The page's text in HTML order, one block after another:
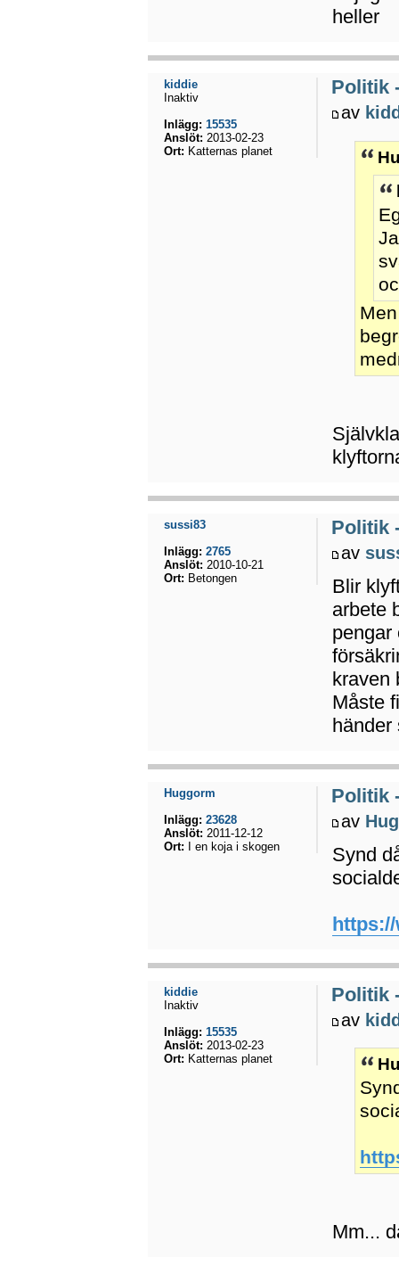
heller
Politik
av
kiddie
Inaktiv
Inlägg: 15535
Anslöt: 2013-02-23
Ort: Katternas planet
Politik
av
Blir
arbete
pengar
kraven
Måste
händer
sussi83
Inlägg: 2765
Anslöt: 2010-10-21
Ort: Betongen
Politik
av
Synd
Huggorm
Inlägg: 23628
Anslöt: 2011-12-12
Ort: I en koja i skogen
Politik
av
Mm...
kiddie
Inaktiv
Inlägg: 15535
Anslöt: 2013-02-23
Ort: Katternas planet